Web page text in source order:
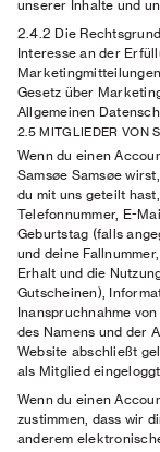
unserer Inhalte und
2.4.2 Die
Interesse an der
Gesetz über
Allgemeinen
2.5 MITGLIEDER VON
Wenn du einen
Samsøe Samsøe
du mit uns geteilt
Telefonnummer, E-
Geburtstag (falls
und deine
Erhalt und die
Gutscheinen),
Inanspruchnahme
des Namens und der
Website abschließt
als Mitglied
Wenn du einen
zustimmen, dass wir
anderem